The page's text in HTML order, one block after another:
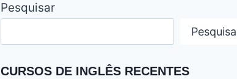
Pesquisar
CURSOS DE INGLÊS RECENTES